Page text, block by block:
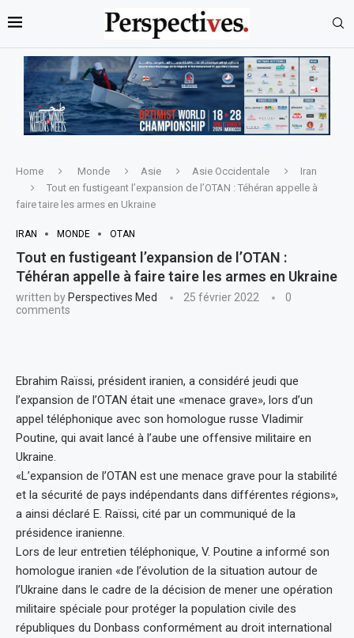
Home Monde Asie Asie Occidentale
Iran
Tout en fustigeant l’expansion de l’OTAN : Téhéran appelle à
faire taire les armes en Ukraine
IRAN MONDE OTAN
Tout en fustigeant l’expansion de l’OTAN :
Téhéran appelle à faire taire les armes en Ukraine
written by Perspectives Med 25 février 2022
0
comments
Ebrahim Raïssi, président iranien, a considéré jeudi que
l’expansion de l’OTAN était une «menace grave», lors d’un
appel téléphonique avec son homologue russe Vladimir
Poutine, qui avait lancé à l’aube une offensive militaire en
Ukraine.
«L’expansion de l’OTAN est une menace grave pour la stabilité
et la sécurité de pays indépendants dans différentes régions»,
a ainsi déclaré E. Raïssi, cité par un communiqué de la
présidence iranienne.
Lors de leur entretien téléphonique, V. Poutine a informé son
homologue iranien «de l’évolution de la situation autour de
l’Ukraine dans le cadre de la décision de mener une opération
militaire spéciale pour protéger la population civile des
républiques du Donbass conformément au droit international